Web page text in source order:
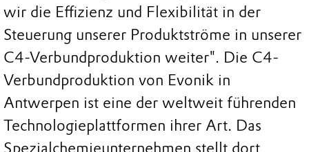
wir die Effizienz und Flexibilität in der
Steuerung unserer Produktströme in unserer
C4-Verbundproduktion weiter". Die C4-
Verbundproduktion von Evonik in
Antwerpen ist eine der weltweit führenden
Technologieplattformen ihrer Art. Das
Spezialchemieunternehmen stellt dort